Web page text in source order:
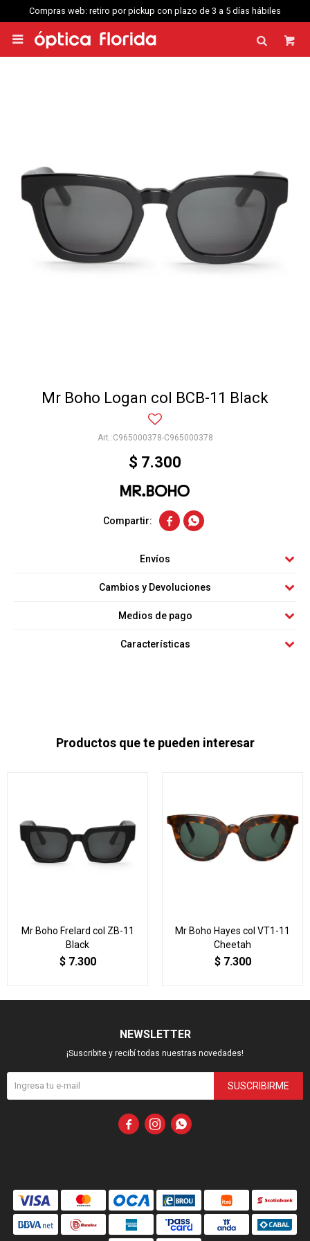
Compras web: retiro por pickup con plazo de 3 a 5 días hábiles

Mr Boho Logan col BCB-11 Black
C965000378-C965000378
$ 7.300
 
Envíos
Cambios y Devoluciones
Medios de pago
Características
Productos que te pueden interesar
Mr Boho Frelard col ZB-11
Black
$ 7.300
Mr Boho Hayes col VT1-11
Cheetah
$ 7.300
NEWSLETTER
¡Suscribite y recibí todas nuestras novedades!
SUSCRIBIRME
  